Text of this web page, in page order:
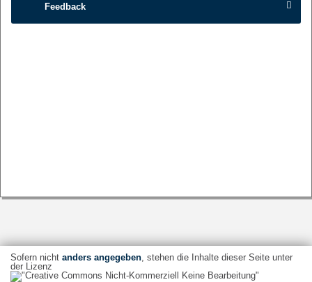
Feedback
Sofern nicht anders angegeben, stehen die Inhalte dieser Seite unter
der Lizenz